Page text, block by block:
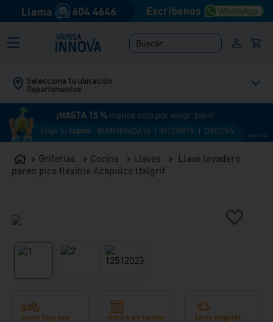
Buscar....
Selecciona tu ubicación
Departamentos
Griferías Cocina Llaves
Llave lavadero
pared pico flexible Acapulco Italgrif
Envío Express
Retiro en tienda
Envío Regular